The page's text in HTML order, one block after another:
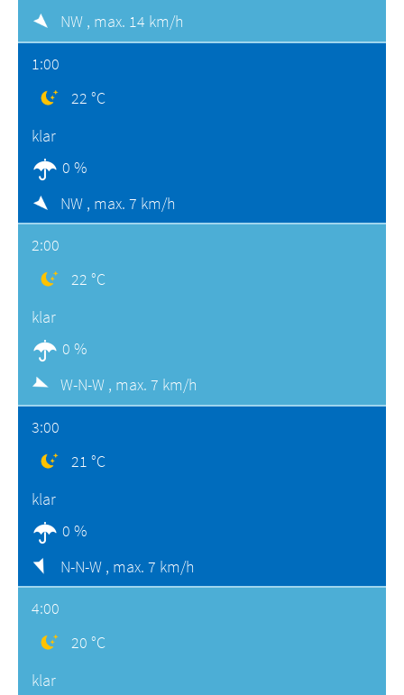
NW , max. 14 km/h
1:00
22 °C
klar
0 %
NW , max. 7 km/h
2:00
22 °C
klar
0 %
W-N-W , max. 7 km/h
3:00
21 °C
klar
0 %
N-N-W , max. 7 km/h
4:00
20 °C
klar